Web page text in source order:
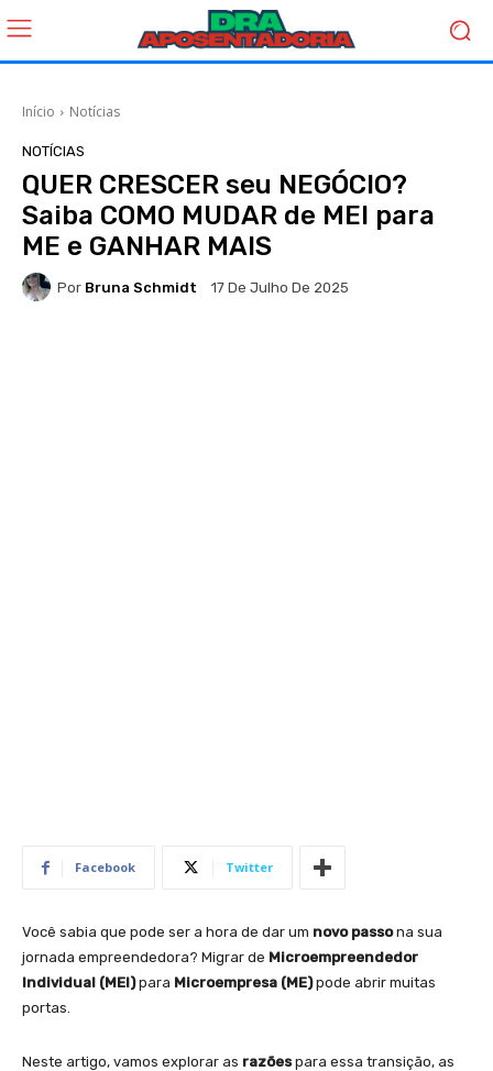
Início Notícias
NOTÍCIAS
QUER CRESCER seu NEGÓCIO?
Saiba COMO MUDAR de MEI para
ME e GANHAR MAIS
Por Bruna Schmidt 17 De Julho De 2025
Facebook Twitter
Você sabia que pode ser a hora de dar um novo passona sua
jornada empreendedora? Migrar de Microempreendedor
Individual (MEI)para Microempresa (ME)pode abrir muitas
portas.
Neste artigo, vamos explorar as razõespara essa transição, as